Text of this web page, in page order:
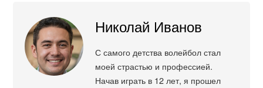
Николай Иванов
С самого детства волейбол стал
моей страстью и профессией.
Начав играть в 12 лет, я прошел